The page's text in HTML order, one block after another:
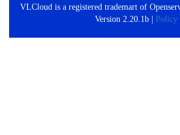
VLCloud is a registered trademart of
Version 2.20.1b |
Policy